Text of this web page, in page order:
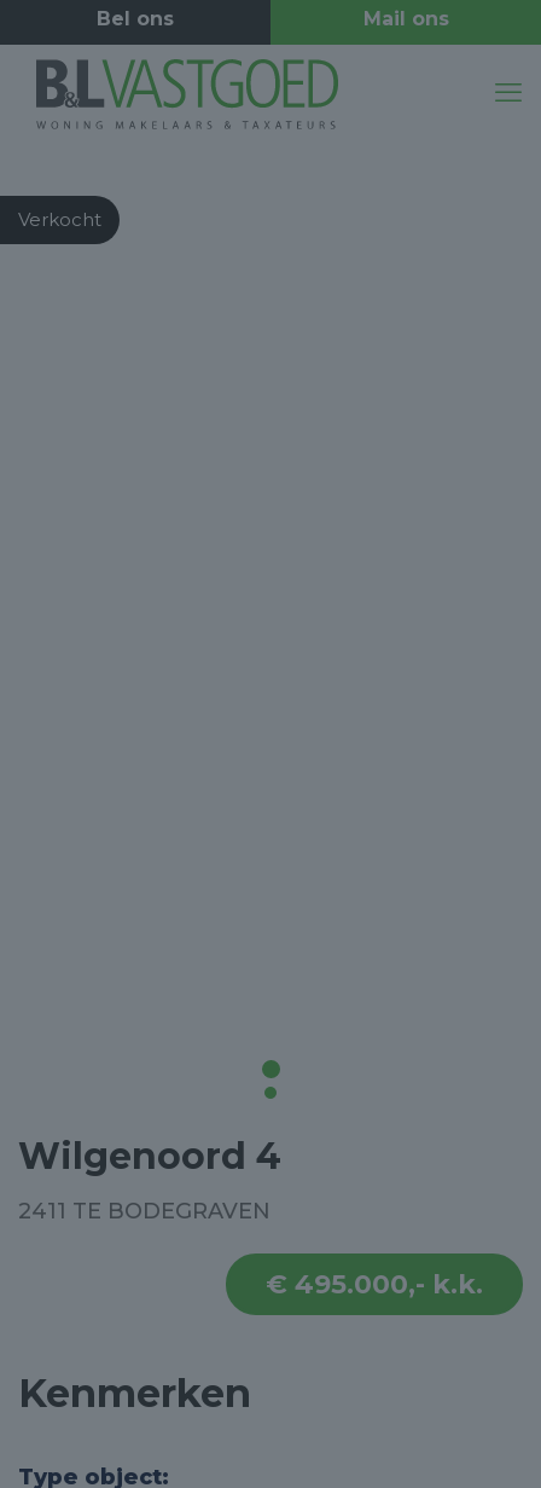
Verkocht
Wilgenoord 4
2411 TE BODEGRAVEN
€ 495.000,- k.k.
Kenmerken
Type object: